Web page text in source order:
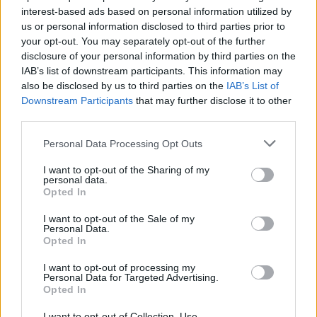
interest-based ads based on personal information utilized by
us or personal information disclosed to third parties prior to
your opt-out. You may separately opt-out of the further
disclosure of your personal information by third parties on the
IAB’s list of downstream participants. This information may
also be disclosed by us to third parties on the IAB’s List of
Downstream Participants that may further disclose it to other
Personal Data Processing Opt Outs
I want to opt-out of the Sharing of my
personal data.
Opted In
I want to opt-out of the Sale of my
Personal Data.
Opted In
I want to opt-out of processing my
Personal Data for Targeted Advertising.
Opted In
help het groeien.
Zoeken op letters. Vul alle
letters van de puzzel in:
Zoeken
letters.
Zoeken
Selecteer uw puzzel:
Puzzel niet gevonden.
Hier kunt u uw antwoord zoeken op niveau nummer, maar
wij raden u aan de zoekopdracht op letters te gebruiken.
Kies uw level: